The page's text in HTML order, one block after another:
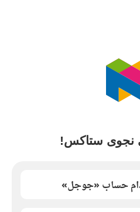
نجوى ستاكس!
حساب «جوجل»